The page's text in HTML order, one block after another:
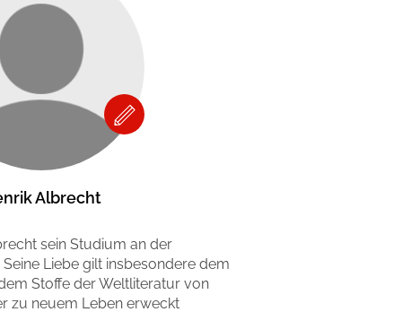
Albrecht
sein Studium an der
Liebe gilt insbesondere dem
Stoffe der Weltliteratur von
zu neuem Leben erweckt